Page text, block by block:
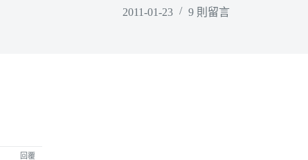
2011-01-23 9 則留言
回覆